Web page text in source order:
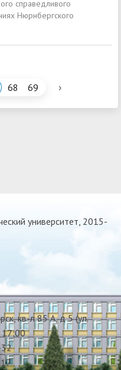
справедливого
Нюрнбергского
68 69 ›
университет, 2015-
кв-л 85 А, д 5 (ул.
17:00